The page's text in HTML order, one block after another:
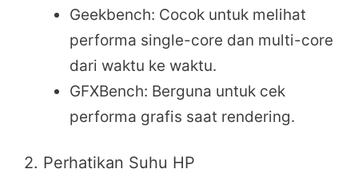
Geekbench: Cocok untuk melihat
performa single-core dan multi-core
dari waktu ke waktu.
GFXBench: Berguna untuk cek
performa grafis saat rendering.
2. Perhatikan Suhu HP